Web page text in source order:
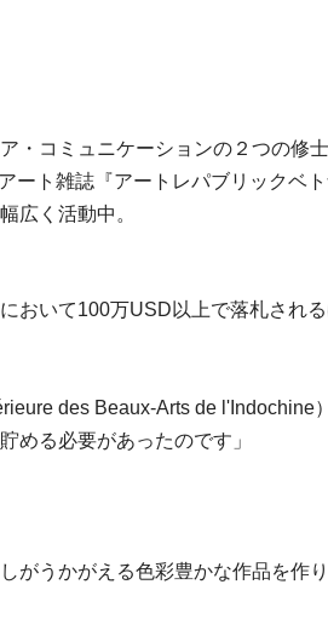
・コミュニケーションの２つの修
ート雑誌『アートレパブリックベ
広く活動中。
おいて100万USD以上で落札され
des Beaux-Arts de
める必要があったのです」
がうかがえる色彩豊かな作品を